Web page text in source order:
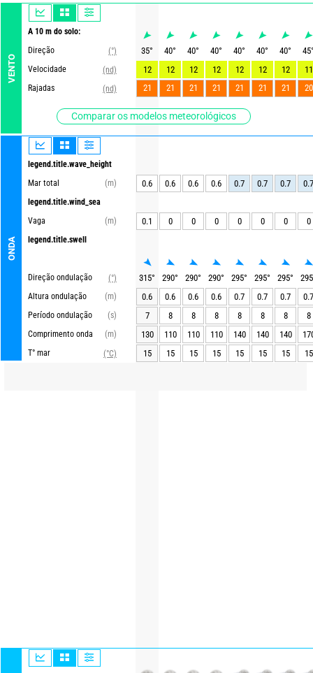
VENTO
A 10 m do solo:
Direção
(°)
Velocidade
(nd)
Rajadas
(nd)
Comparar os modelos meteorológicos
ONDA
legend.title.wave_height
Mar total
(m)
legend.title.wind_sea
Vaga
(m)
legend.title.swell
Direção ondulação
(°)
Altura ondulação
(m)
Período ondulação
(s)
Comprimento onda
(m)
T° mar
(°C)
35° 40° 40° 40° 40° 40° 40° 45
12
12 12 12 12 12 12
11
21
21 21 21 21 21 21 20
0.6 0.6 0.6 0.6 0.7 0.7 0.7 0.7
0.1 0 0 0 0 0 0 0
315° 290° 290° 290° 295° 295° 295°
295
0.6
0.6 0.6 0.6 0.7 0.7 0.7
0.7
7
8 8 8 8 8 8
8
130
110 110 110 140 140 140
15
15 15 15 15 15 15 15